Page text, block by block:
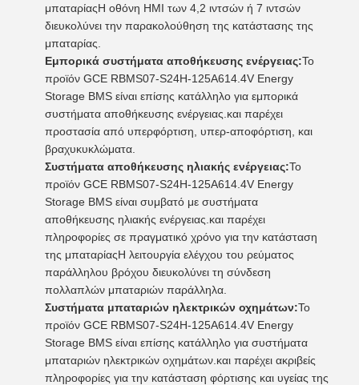
μπαταρίαςΗ οθόνη HMI των 4,2 ιντσών ή 7 ιντσών
διευκολύνει την παρακολούθηση της κατάστασης της
μπαταρίας.
Εμπορικά συστήματα αποθήκευσης ενέργειας:Το
προϊόν GCE RBMS07-S24H-125A614.4V Energy
Storage BMS είναι επίσης κατάλληλο για εμπορικά
συστήματα αποθήκευσης ενέργειας.και παρέχει
προστασία από υπερφόρτιση, υπερ-αποφόρτιση, και
βραχυκυκλώματα.
Συστήματα αποθήκευσης ηλιακής ενέργειας:Το
προϊόν GCE RBMS07-S24H-125A614.4V Energy
Storage BMS είναι συμβατό με συστήματα
αποθήκευσης ηλιακής ενέργειας.και παρέχει
πληροφορίες σε πραγματικό χρόνο για την κατάσταση
της μπαταρίαςΗ λειτουργία ελέγχου του ρεύματος
παράλληλου βρόχου διευκολύνει τη σύνδεση
πολλαπλών μπαταριών παράλληλα.
Συστήματα μπαταριών ηλεκτρικών οχημάτων:Το
προϊόν GCE RBMS07-S24H-125A614.4V Energy
Storage BMS είναι επίσης κατάλληλο για συστήματα
μπαταριών ηλεκτρικών οχημάτων.και παρέχει ακριβείς
πληροφορίες για την κατάσταση φόρτισης και υγείας της